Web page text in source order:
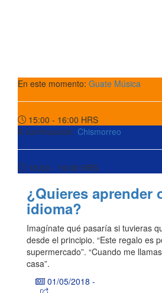
En este momento: Guate Música
15:00 - 16:00 HRS
A continuación: Chismorreo
18:00 - 19:00 HRS
¿Quieres aprender
idioma?
Imagínate qué pasaría si tuvieras
desde el principio. “Este regalo es
supermercado”. “Cuando me
casa”.
01/05/2018 -